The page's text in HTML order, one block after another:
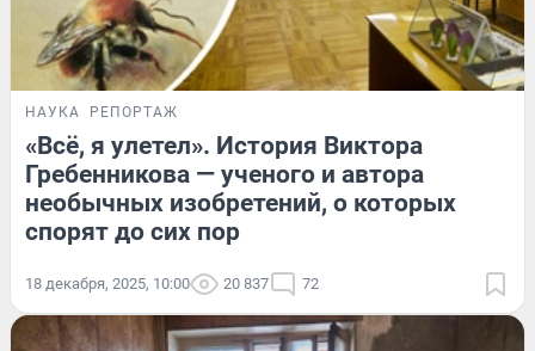
НАУКА РЕПОРТАЖ
«Всё, я улетел». История Виктора
Гребенникова — ученого и автора
необычных изобретений, о которых
спорят до сих пор
18 декабря, 2025, 10:00 20 837 72